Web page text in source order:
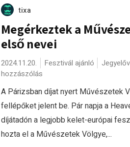
tixa
Megérkeztek a
első nevei
2024.11.20. Fesztivál ajánló
hozzászólás
A Párizsban díjat nyert Művészetek
fellépőket jelent be. Pár napja a
díjátadón a legjobb kelet-európai
hozta el a Művészetek Völgye,...